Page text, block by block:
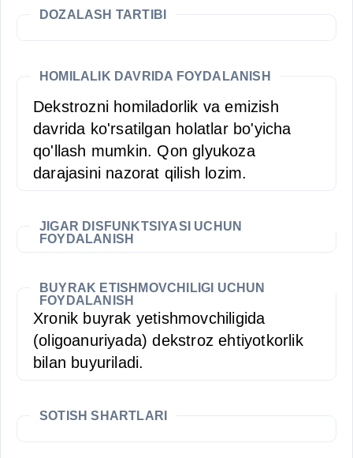
DOZALASH TARTIBI
HOMILALIK DAVRIDA FOYDALANISH
Dekstrozni homiladorlik va emizish
davrida ko'rsatilgan holatlar bo'yicha
qo'llash mumkin. Qon glyukoza
darajasini nazorat qilish lozim.
JIGAR DISFUNKTSIYASI UCHUN
FOYDALANISH
BUYRAK ETISHMOVCHILIGI UCHUN
FOYDALANISH
Xronik buyrak yetishmovchiligida
(oligoanuriyada) dekstroz ehtiyotkorlik
bilan buyuriladi.
SOTISH SHARTLARI